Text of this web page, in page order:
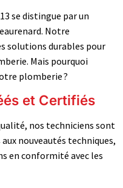
se distingue par un
Notre
solutions durables pour
Mais pourquoi
plomberie ?
et Certifiés
nos techniciens sont
nouveautés techniques,
en conformité avec les